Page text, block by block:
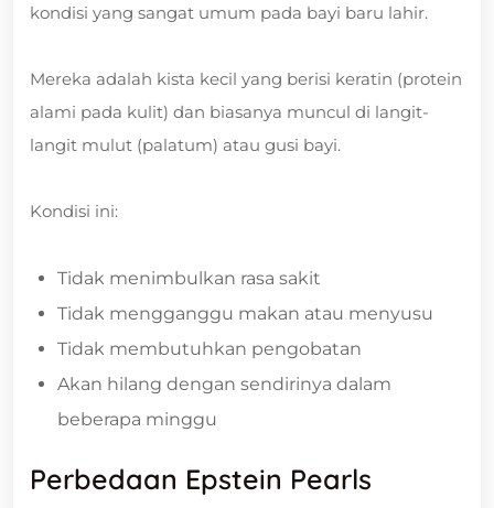
kondisi yang sangat umum pada bayi baru lahir.
Mereka adalah kista kecil yang berisi keratin (protein
alami pada kulit) dan biasanya muncul di langit-
langit mulut (palatum) atau gusi bayi.
Kondisi ini:
Tidak menimbulkan rasa sakit
Tidak mengganggu makan atau menyusu
Tidak membutuhkan pengobatan
Akan hilang dengan sendirinya dalam
beberapa minggu
Perbedaan Epstein Pearls